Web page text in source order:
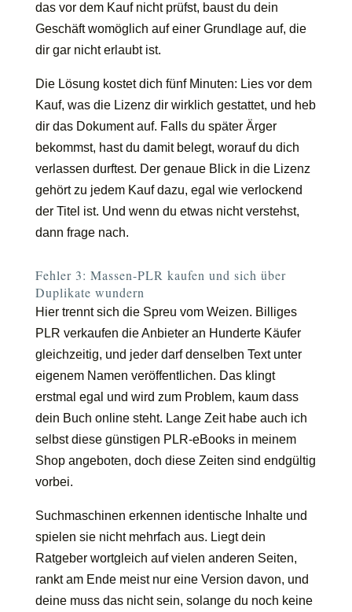
das vor dem Kauf nicht prüfst, baust du dein
Geschäft womöglich auf einer Grundlage auf, die
dir gar nicht erlaubt ist.
Die Lösung kostet dich fünf Minuten: Lies vor dem
Kauf, was die Lizenz dir wirklich gestattet, und heb
dir das Dokument auf. Falls du später Ärger
bekommst, hast du damit belegt, worauf du dich
verlassen durftest. Der genaue Blick in die Lizenz
gehört zu jedem Kauf dazu, egal wie verlockend
der Titel ist. Und wenn du etwas nicht verstehst,
dann frage nach.
Fehler 3: Massen-PLR kaufen und sich über
Duplikate wundern
Hier trennt sich die Spreu vom Weizen. Billiges
PLR verkaufen die Anbieter an Hunderte Käufer
gleichzeitig, und jeder darf denselben Text unter
eigenem Namen veröffentlichen. Das klingt
erstmal egal und wird zum Problem, kaum dass
dein Buch online steht. Lange Zeit habe auch ich
selbst diese günstigen PLR-eBooks in meinem
Shop angeboten, doch diese Zeiten sind endgültig
vorbei.
Suchmaschinen erkennen identische Inhalte und
spielen sie nicht mehrfach aus. Liegt dein
Ratgeber wortgleich auf vielen anderen Seiten,
rankt am Ende meist nur eine Version davon, und
deine muss das nicht sein, solange du noch keine